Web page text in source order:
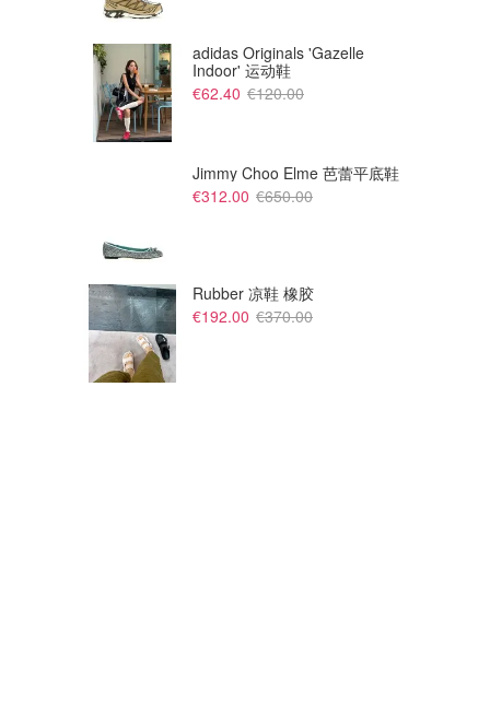
Stanley 1913
€38.25
adidas Originals 'Gazelle
Indoor' 运动鞋
€62.40 €120.00
Jimmy Choo Elme 芭蕾平底鞋
€312.00 €650.00
Rubber 凉鞋 橡胶
€192.00 €370.00